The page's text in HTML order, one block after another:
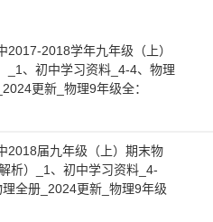
2017-2018学年九年级（上）
_1、初中学习资料_4-4、物理
更新_物理9年级全：
2018届九年级（上）期末物
析）_1、初中学习资料_4-
全册_2024更新_物理9年级